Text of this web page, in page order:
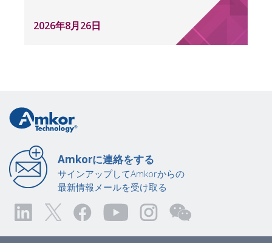
2026年8月26日
Amkorに連絡をする
サインアップしてAmkorからの
最新情報メールを受け取る